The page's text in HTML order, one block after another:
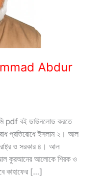
Abdur
pdf বই ডাউনলোড করতে
প্রতিরোধে ইসলাম ২। আল
ও সরকার ৪। আল
কুরআনের আলোকে শিরক ও
কাহাফের […]